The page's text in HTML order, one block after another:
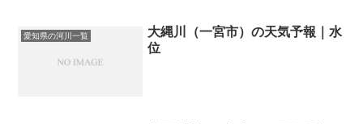
愛知県の河川一覧
大縄川（一宮市）の天気予報｜水
位